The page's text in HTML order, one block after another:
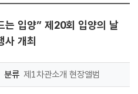
는 입양” 제20회 입양의 날
사 개최
분류 제1차관소개 현장앨범